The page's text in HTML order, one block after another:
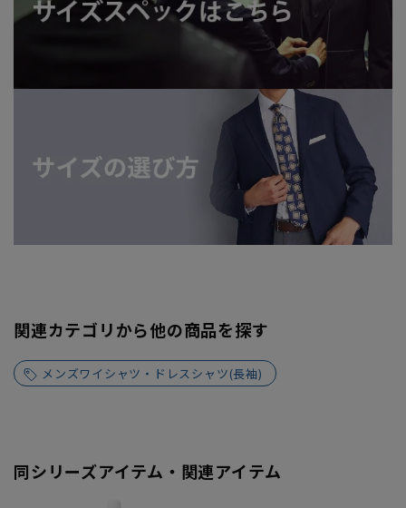
関連カテゴリから他の商品を探す
メンズワイシャツ・ドレスシャツ(長袖)
同シリーズアイテム・関連アイテム